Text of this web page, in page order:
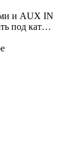
и AUX IN
под кат…